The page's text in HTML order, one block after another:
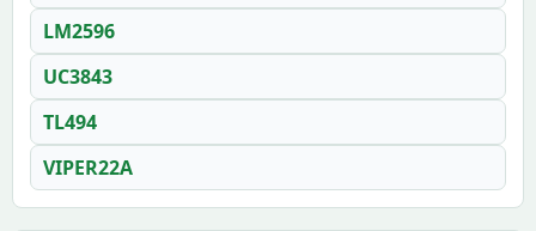
LM2596
UC3843
TL494
VIPER22A